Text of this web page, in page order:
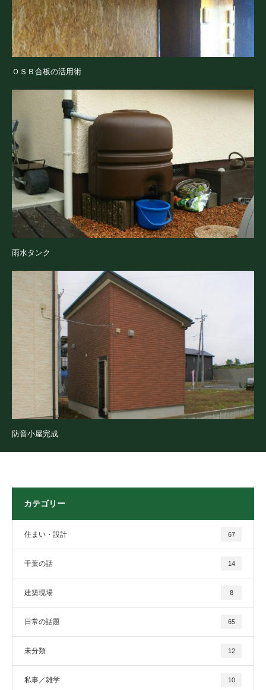
ＯＳＢ合板の活用術
雨水タンク
防音小屋完成
カテゴリー
住まい・設計 67
千葉の話 14
建築現場 8
日常の話題 65
未分類 12
私事／雑学 10